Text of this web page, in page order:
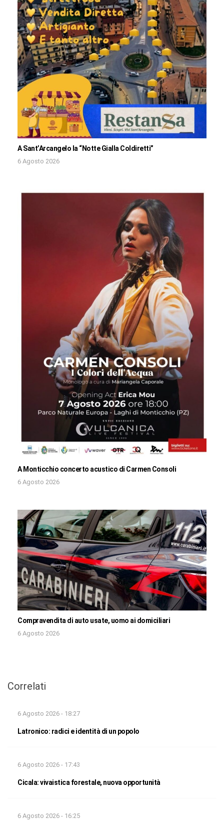
A Sant’Arcangelo la “Notte Gialla Coldiretti”
6 Agosto 2026
A Monticchio concerto acustico di Carmen Consoli
6 Agosto 2026
Compravendita di auto usate, uomo ai domiciliari
6 Agosto 2026
Correlati
6 Agosto 2026 - 18:27
Latronico: radici e identità di un popolo
6 Agosto 2026 - 17:43
Cicala: vivaistica forestale, nuova opportunità
6 Agosto 2026 - 16:25